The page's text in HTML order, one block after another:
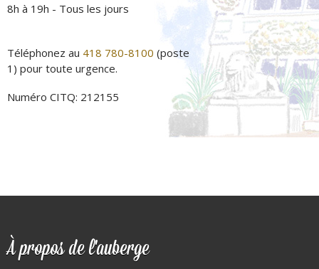
8h à 19h - Tous les jours
Téléphonez au 418 780-8100 (poste
1) pour toute urgence.
Numéro CITQ: 212155
À propos de l'auberge